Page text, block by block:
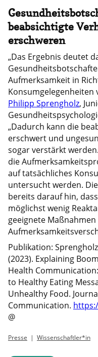
beabsichtigte
erschweren
„Das Ergebnis deutet
Aufmerksamkeit in
Konsumgelegenheiten
Philipp Sprengholz,
„Dadurch kann die
erschwert und
sogar verstärkt
die
auf tatsächliches
untersucht werden.
bereits darauf hin,
möglichst wenig
geeignete Maßnahmen
Publikation:
(2023). Explaining
Health
to Healthy Eating
Unhealthy Food.
Communication.
@
Presse Wissenschaftler*in